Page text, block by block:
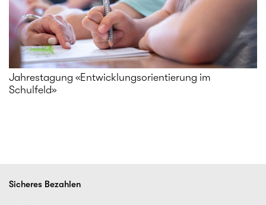
Jahrestagung «Entwicklungsorientierung im
Schulfeld»
Sicheres Bezahlen